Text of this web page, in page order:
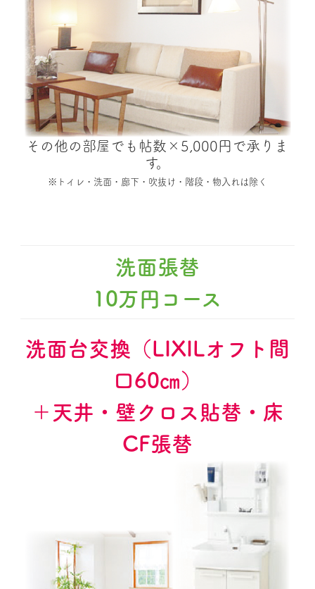
その他の部屋でも帖数×5,000円で承りま
す。
※トイレ・洗面・廊下・吹抜け・階段・物入れは除く
洗面張替
10万円コース
洗面台交換（LIXILオフト間
口60㎝）
＋天井・壁クロス貼替・床
CF張替